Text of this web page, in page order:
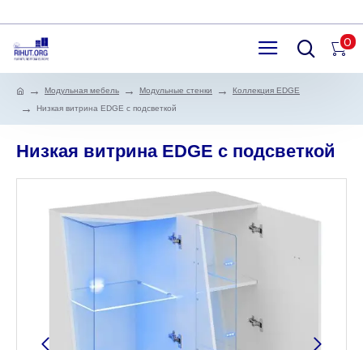
0
Модульная мебель Модульные стенки
Коллекция EDGE
Низкая витрина EDGE с подсветкой
Низкая витрина EDGE с подсветкой